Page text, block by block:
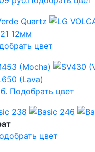
цвет
Подобрать цвет
цвет